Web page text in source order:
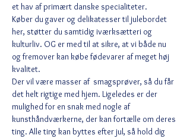
et hav af primært danske specialiteter.
Køber du gaver og delikatesser til julebordet
her, støtter du samtidig iværksætteri og
kulturliv. OG er med til at sikre, at vi både nu
og fremover kan købe fødevarer af meget høj
kvalitet.
Der vil være masser af  smagsprøver, så du får
det helt rigtige med hjem. Ligeledes er der
mulighed for en snak med nogle af
kunsthåndværkerne, der kan fortælle om deres
ting. Alle ting kan byttes efter jul, så hold dig